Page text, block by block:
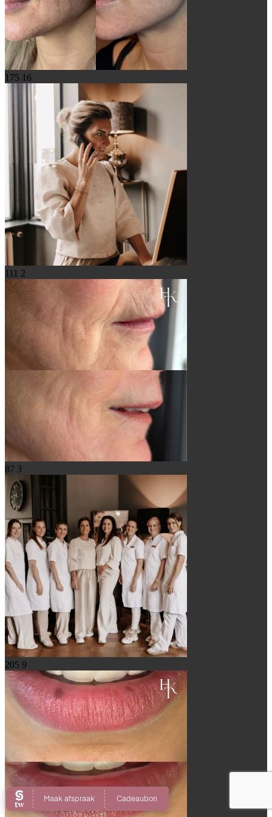
175 16
111 2
87 3
205 9